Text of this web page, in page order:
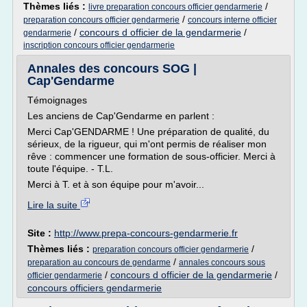
Thèmes liés : livre preparation concours officier gendarmerie /
preparation concours officier gendarmerie / concours interne officier
gendarmerie / concours d officier de la gendarmerie /
inscription concours officier gendarmerie
Annales des concours SOG |
Cap'Gendarme
Témoignages
Les anciens de Cap'Gendarme en parlent :
Merci Cap'GENDARME ! Une préparation de qualité, du
sérieux, de la rigueur, qui m'ont permis de réaliser mon
rêve : commencer une formation de sous-officier. Merci à
toute l'équipe. - T.L.
Merci à T. et à son équipe pour m'avoir...
Lire la suite
Site : http://www.prepa-concours-gendarmerie.fr
Thèmes liés : preparation concours officier gendarmerie /
preparation au concours de gendarme / annales concours sous
officier gendarmerie / concours d officier de la gendarmerie /
concours officiers gendarmerie